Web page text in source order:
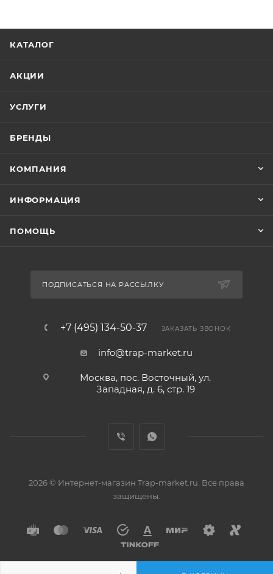
КАТАЛОГ
АКЦИИ
УСЛУГИ
БРЕНДЫ
КОМПАНИЯ
ИНФОРМАЦИЯ
ПОМОЩЬ
ПОДПИСАТЬСЯ НА РАССЫЛКУ
+7 (495) 134-50-37 ЗАКАЗАТЬ ЗВОНОК
info@trap-market.ru
Москва, пос. Восточный, ул.
Западная, д. 6, стр. 19
2026 © Интернет-магазин Trap-market.ru. Все права
защищены.